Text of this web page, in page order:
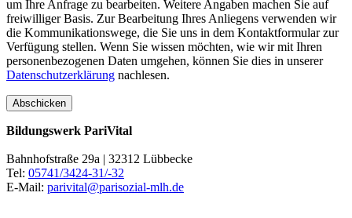
um Ihre Anfrage zu bearbeiten. Weitere Angaben machen Sie auf
freiwilliger Basis. Zur Bearbeitung Ihres Anliegens verwenden wir
die Kommunikationswege, die Sie uns in dem Kontaktformular zur
Verfügung stellen. Wenn Sie wissen möchten, wie wir mit Ihren
personenbezogenen Daten umgehen, können Sie dies in unserer
Datenschutzerklärung nachlesen.
Bildungswerk PariVital
Bahnhofstraße 29a | 32312 Lübbecke
Tel: 05741/3424-31/-32
E-Mail: parivital@parisozial-mlh.de